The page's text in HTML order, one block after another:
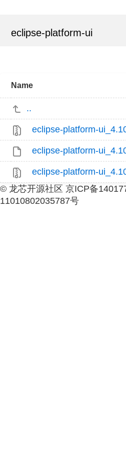
eclipse-platform-ui
Name
..
eclipse-platform-
eclipse-platform-
eclipse-platform-
© 龙芯开源社区 京ICP备
11010802035787号